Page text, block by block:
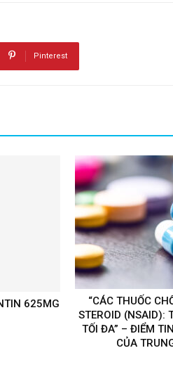
Pinterest
625MG
“CÁC THUỐC
STEROID (NSAID):
TỐI ĐA” – ĐIỂM
CỦA